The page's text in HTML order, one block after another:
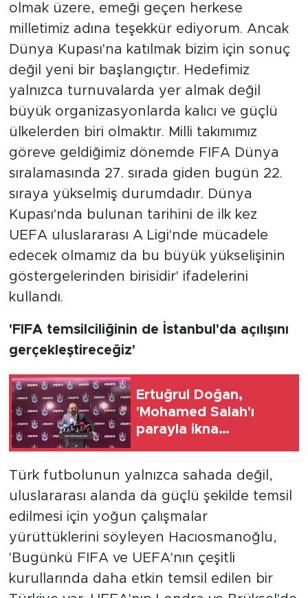
olmak üzere, emeği geçen herkese
milletimiz adına teşekkür ediyorum. Ancak
Dünya Kupası'na katılmak bizim için sonuç
değil yeni bir başlangıçtır. Hedefimiz
yalnızca turnuvalarda yer almak değil
büyük organizasyonlarda kalıcı ve güçlü
ülkelerden biri olmaktır. Milli takımımız
göreve geldiğimiz dönemde FIFA Dünya
sıralamasında 27. sırada giden bugün 22.
sıraya yükselmiş durumdadır. Dünya
Kupası'nda bulunan tarihini de ilk kez
UEFA uluslararası A Ligi'nde mücadele
edecek olmamız da bu büyük yükselişinin
göstergelerinden birisidir' ifadelerini
kullandı.
'FIFA temsilciliğinin de İstanbul'da açılışını
gerçekleştireceğiz'
Ertuğrul Doğan,
'Mohamed Salah'ı
parayla ikna
Türk futbolunun yalnızca sahada değil,
uluslararası alanda da güçlü şekilde temsil
edilmesi için yoğun çalışmalar
yürüttüklerini söyleyen Hacıosmanoğlu,
'Bugünkü FIFA ve UEFA'nın çeşitli
kurullarında daha etkin temsil edilen bir